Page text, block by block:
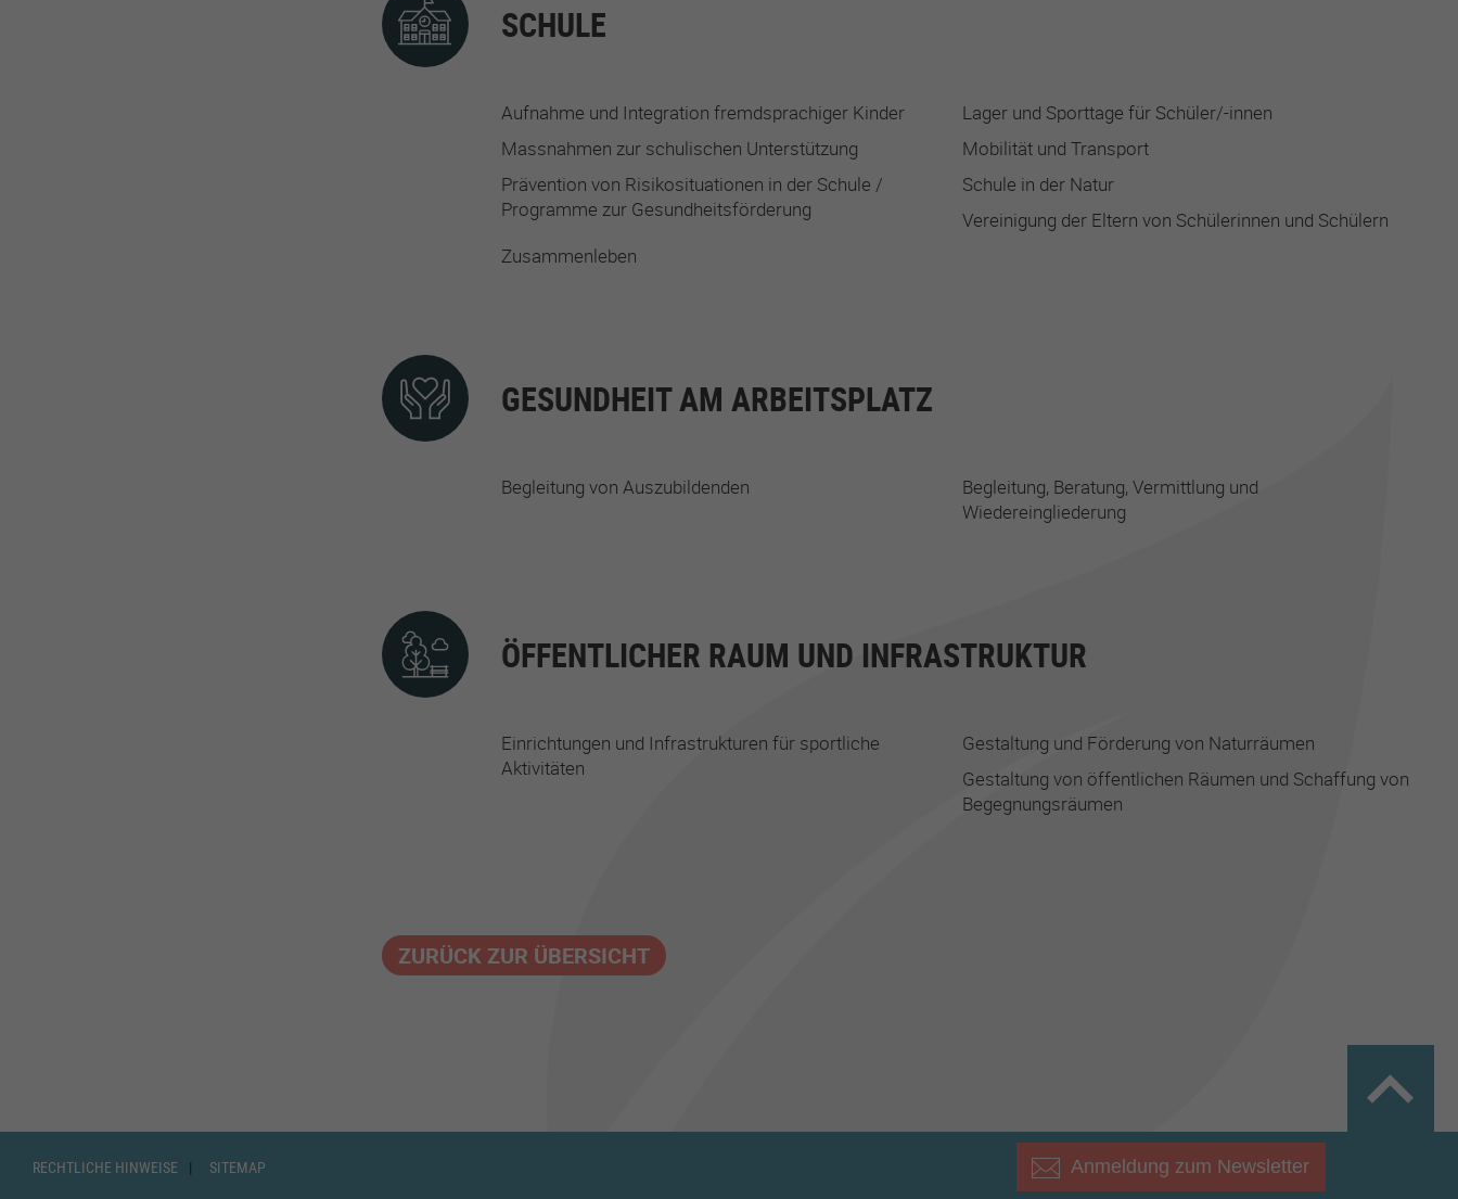
SCHULE
Aufnahme und Integration fremdsprachiger Kinder
Lager und Sporttage für Schüler/-innen
Massnahmen zur schulischen Unterstützung
Mobilität und Transport
Prävention von Risikosituationen in der Schule /
Programme zur Gesundheitsförderung
Schule in der Natur
Vereinigung der Eltern von Schülerinnen und Schülern
Zusammenleben
GESUNDHEIT AM ARBEITSPLATZ
Begleitung von Auszubildenden
Begleitung, Beratung, Vermittlung und
Wiedereingliederung
ÖFFENTLICHER RAUM UND INFRASTRUKTUR
Einrichtungen und Infrastrukturen für sportliche
Aktivitäten
Gestaltung und Förderung von Naturräumen
Gestaltung von öffentlichen Räumen und Schaffung von
Begegnungsräumen
ZURÜCK ZUR ÜBERSICHT
RECHTLICHE HINWEISE SITEMAP Anmeldung zum Newsletter